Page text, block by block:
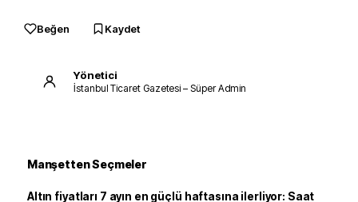
Beğen Kaydet
Yönetici
İstanbul Ticaret Gazetesi – Süper Admin
Manşetten Seçmeler
Altın fiyatları 7 ayın en güçlü haftasına ilerliyor: Saat